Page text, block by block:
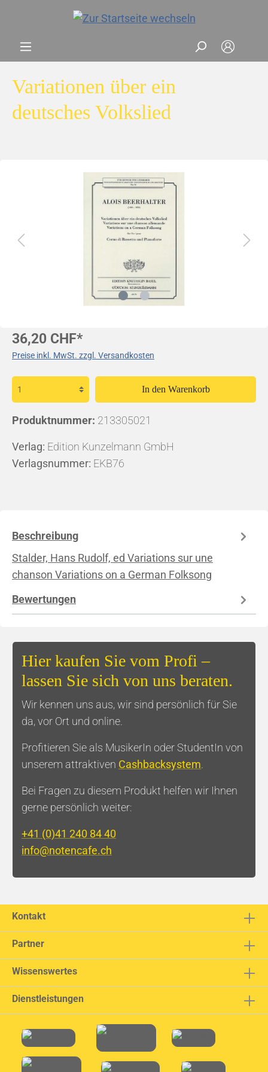
Variationen über ein
deutsches Volkslied
36,20 CHF*
Preise inkl. MwSt. zzgl. Versandkosten
In den Warenkorb
Produktnummer: 213305021
Verlag: Edition Kunzelmann GmbH
Verlagsnummer: EKB76
Beschreibung
Stalder, Hans Rudolf, ed Variations sur une
chanson Variations on a German Folksong
Bewertungen
Hier kaufen Sie vom Profi –
lassen Sie sich von uns beraten.
Wir kennen uns aus, wir sind persönlich für Sie
da, vor Ort und online.
Profitieren Sie als MusikerIn oder StudentIn von
unserem attraktiven Cashbacksystem.
Bei Fragen zu diesem Produkt helfen wir Ihnen
gerne persönlich weiter:
+41 (0)41 240 84 40
info@notencafe.ch
Kontakt
Partner
Wissenswertes
Dienstleistungen